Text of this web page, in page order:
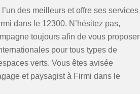
des meilleurs et offre ses services
dans le 12300. N’hésitez pas,
toujours afin de vous proposer
pour tous types de
verts. Vous êtes avisée
et paysagist à Firmi dans le